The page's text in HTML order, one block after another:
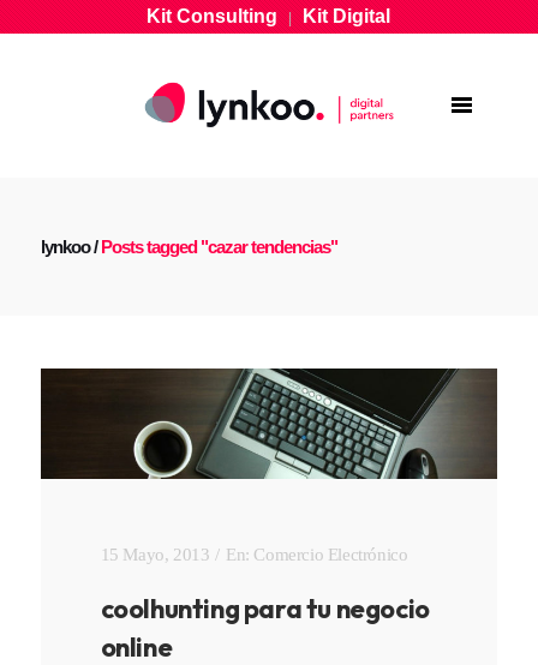
Kit Consulting|Kit Digital
lynkoo/Posts tagged "cazar tendencias"
15 Mayo, 2013 En: Comercio Electrónico
coolhunting para tu negocio
online